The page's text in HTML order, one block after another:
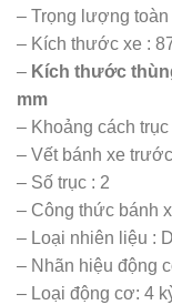
– Trọng lượng toàn
– Kích thước xe :
– Kích thước
mm
– Khoảng cách
– Vết bánh xe
– Số trục : 2
– Công thức bánh
– Loại nhiên liệu :
– Nhãn hiệu động
– Loại động cơ: 4